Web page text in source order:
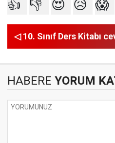
👍 👎 😍 😥 😱
◁ 10. Sınıf Ders Kitabı
HABERE YORUM